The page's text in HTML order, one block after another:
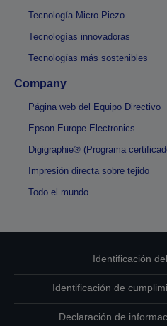
Tecnología Micro Piezo
Tecnologías innovadoras
Tecnologías más sostenibles
Company
Página web del Equipo Directivo
Epson Europe Electronics
Digigraphie® (Programa
Impresión directa sobre tejido
Todo el mundo
Identificación
Identificación de
Declaración de